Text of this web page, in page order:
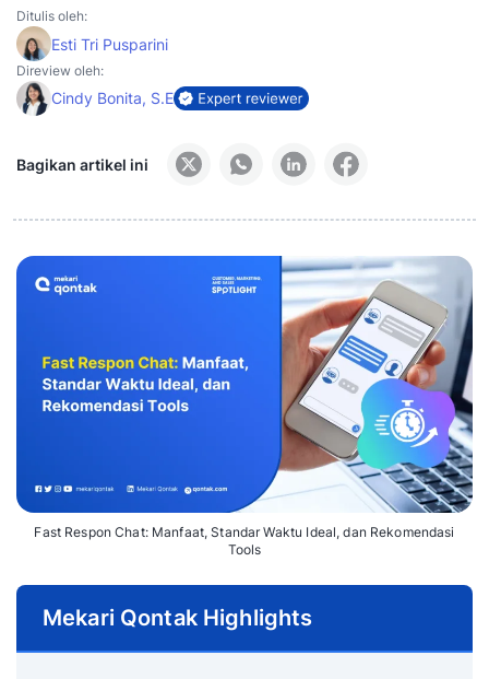
Ditulis oleh:
Esti Tri Pusparini
Direview oleh:
Cindy Bonita, S.E
Bagikan artikel ini
Fast Respon Chat: Manfaat, Standar Waktu Ideal, dan Rekomendasi
Tools
Mekari Qontak Highlights